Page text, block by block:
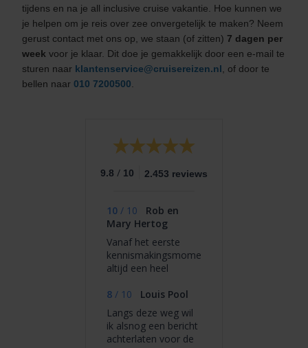
tijdens en na je all inclusive cruise vakantie. Hoe kunnen we
je helpen om je reis over zee onvergetelijk te maken? Neem
gerust contact met ons op, we staan (of zitten) 7 dagen per
week voor je klaar. Dit doe je gemakkelijk door een e-mail te
sturen naar klantenservice@cruisereizen.nl , of door te
bellen naar 010 7200500
9.8 / 10 2.453 reviews
10 / 10
Rob en
Mary Hertog
Vanaf het eerste
kennismakingsmoment
altijd een heel
persoonlijk contact.
De medewerkers van
CruiseReizen.nl zijn
altijd bereid om
8 / 10
Louis Pool
Langs deze weg wil
ik alsnog een bericht
achterlaten voor de